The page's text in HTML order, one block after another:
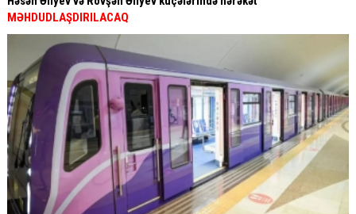
MƏHDUDLAŞDIRILACAQ